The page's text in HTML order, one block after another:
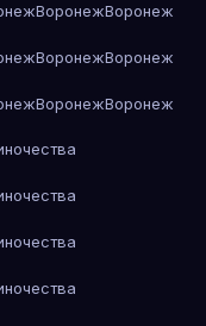
ВоронежВоронеж
ВоронежВоронеж
ВоронежВоронеж